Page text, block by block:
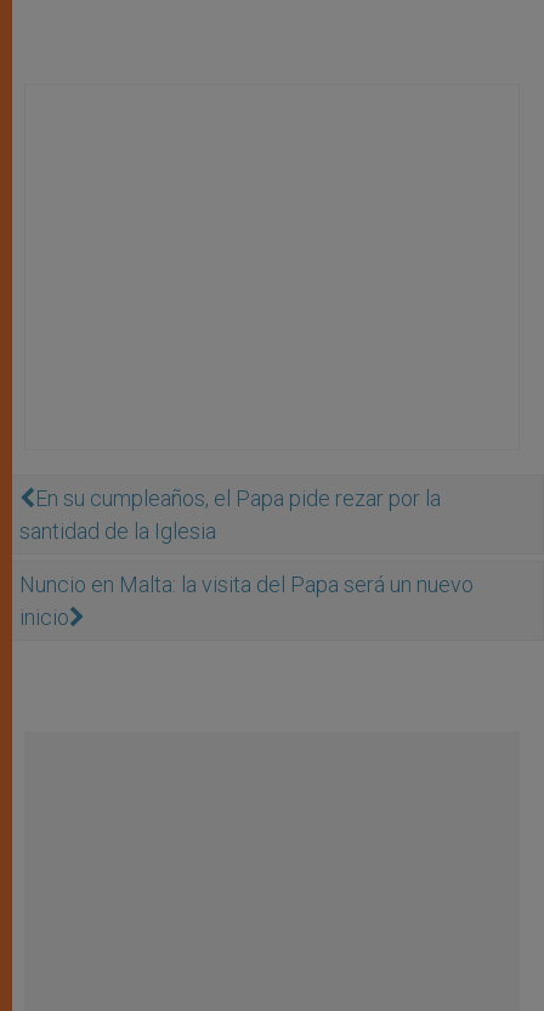
En su cumpleaños, el Papa pide rezar por la
santidad de la Iglesia
Nuncio en Malta: la visita del Papa será un nuevo
inicio